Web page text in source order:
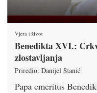
Vjera i život
Benedikta XVI.:
zlostavljanja
Priredio: Danijel Stanić
Papa emeritus